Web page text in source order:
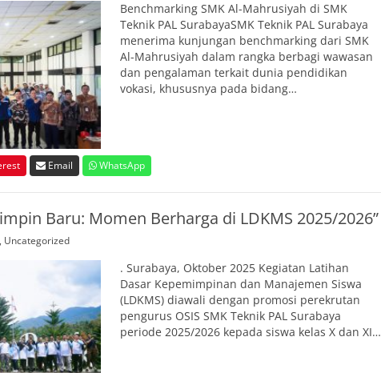
Benchmarking SMK Al-Mahrusiyah di SMK
Teknik PAL SurabayaSMK Teknik PAL Surabaya
menerima kunjungan benchmarking dari SMK
Al-Mahrusiyah dalam rangka berbagi wawasan
dan pengalaman terkait dunia pendidikan
vokasi, khususnya pada bidang…
Email WhatsApp
Baru: Momen Berharga di LDKMS 2025/2026”
Uncategorized
. Surabaya, Oktober 2025 Kegiatan Latihan
Dasar Kepemimpinan dan Manajemen Siswa
(LDKMS) diawali dengan promosi perekrutan
pengurus OSIS SMK Teknik PAL Surabaya
periode 2025/2026 kepada siswa kelas X dan XI…